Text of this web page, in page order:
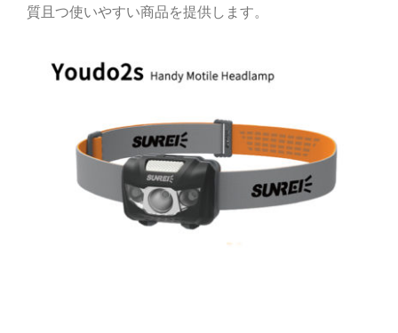
質且つ使いやすい商品を提供します。